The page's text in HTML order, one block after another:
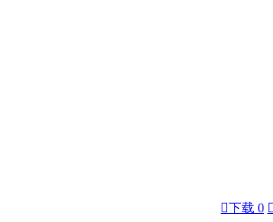
下载 0 